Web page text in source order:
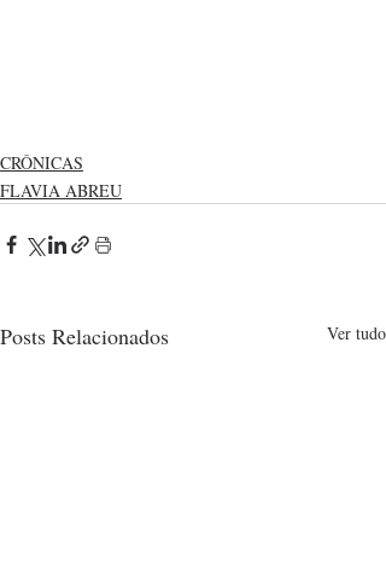
CRÔNICAS
FLAVIA ABREU
Posts Relacionados Ver tudo